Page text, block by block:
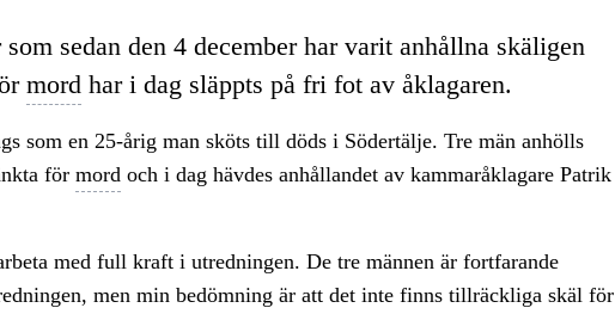
som sedan den 4 december har varit anhållna skäligen
mord har i dag släppts på fri fot av åklagaren.
som en 25-årig man sköts till döds i Södertälje. Tre män anhölls
för mord och i dag hävdes anhållandet av kammaråklagare Patrik
med full kraft i utredningen. De tre männen är fortfarande
men min bedömning är att det inte finns tillräckliga skäl för